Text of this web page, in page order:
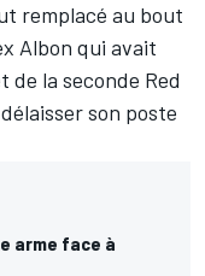
remplacé au bout
Albon qui avait
de la seconde Red
son poste
arme face à